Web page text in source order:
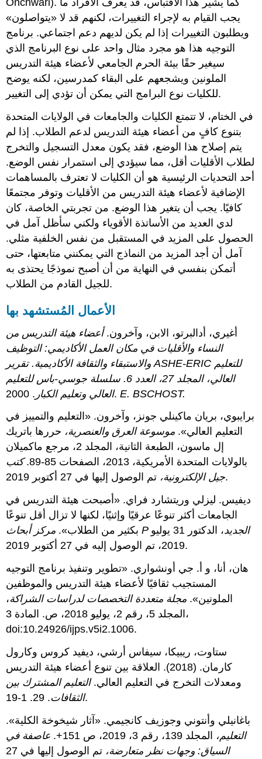
Onchwari). كما يشير هذا الاقتباس، قد يعرف الأفراد ما
يجب القيام به لإجراء التغييرات، لكنهم قد لا «يتواصلون»
ويطلبون التغييرات إذا لم يكن لديهم دعم اجتماعي. برنامج
التوجيه هذا هو مجرد مثال واحد على نوع البرنامج الذي
سيغير حقًا بيئة الحرم الجامعي لأعضاء هيئة التدريس
الملونين ويشجعهم على البقاء كمدرسين، لكنه يوضح
للكليات نوع البرامج التي يمكن أن تؤدي إلى التغيير.
في الختام، لا تتمتع الكليات والجامعات في الولايات المتحدة
بتنوع كافٍ من أعضاء هيئة التدريس لدعم الطلاب. إذا لم
يتم إصلاح هذا الوضع، فقد يكون معدل التسجيل والتخرج
لطلاب الأقليات أقل، مما سيؤدي إلى استمرار نفس الوضع.
أحد التحديات الرئيسية هو أن الكليات لا تعترف بالمساهمات
الإضافية لأعضاء هيئة التدريس من الأقليات وتوفر مجتمعًا
كافيًا. يجب أن يتغير هذا الوضع. من تجربتي الخاصة، كان
لدي العديد من الأساتذة الأقوياء ولكني سأظل آمل في
الحصول على المزيد في المستقبل من نفس الخلفية مثلي.
آمل أن أجد المزيد من النماذج التي يمكنني متابعتها، حتى
أتمكن بنفسي في النهاية من أن أصبح نموذجًا يحتذى به
للجيل القادم من الطلاب.
الأعمال المُستشهد بها
أغيري، أدالبرتو، الابن، وآخرون.أعضاء هيئة التدريس من
النساء والأقليات في مكان العمل الأكاديمي: التوظيف
والاستبقاء والثقافة الأكاديمية. تقرير ASHE-ERIC للتعليم
العالي،
المجلد 27، العدد 6. سلسلة جوسي-باس للتعليم
العالي وتعليم الكبار. 2000.E. BSCHOST.
برايبوي، بريان ماكينلي جونز، وآخرون. «التعليم والتمييز في
التعليم العالي». موسوعة العرق والعنصرية، حررها باتريك
إل ماسون، الطبعة الثانية، المجلد 2، مرجع ماكميلان
بالولايات المتحدة الأمريكية، 2013، الصفحات 85-89.
كتب
جيل الإلكترونية،تم الوصول إليها في 27 أكتوبر 2019.
ديفيس. ليزلي وريتشارد فراي. «أصبحت هيئة التدريس في
الجامعات أكثر تنوعًا عرقيًا وإثنيًا، لكنها لا تزال أقل تنوعًا
بكثير من الطلاب». مركز أبحاثP الجديد
، الدكتور 31 يوليو
2019، تم الوصول إليه في 27 أكتوبر 2019.
هان، أنا، و أ. جي أونشواري. «تطوير وتنفيذ برنامج التوجيه
المستجيب ثقافيًا لأعضاء هيئة التدريس والموظفين
الملونين». مجلة متعددة التخصصات لدراسات الشراكة،
المجلد 5، رقم 2، يوليو 2018، ص. المادة 3،
doi:10.24926/ijps.v5i2.1006.
ستاوت، ريبيكا، سيفاس أرشي، ديفيد كروس وكارول
كارمان. (2018). العلاقة بين تنوع أعضاء هيئة التدريس
ومعدلات التخرج في التعليم العالي.التعليم المشترك بين
الثقافات. 29. 1-19.
باغانيلي وأنتوني وجوزيف كانجيمي. «آثار شيخوخة الكلية».
التعليم، المجلد 139، رقم 3، 2019، ص 151+.
عاصفة في
السياق: وجهات نظر متعارضة،
تم الوصول إليها في 27